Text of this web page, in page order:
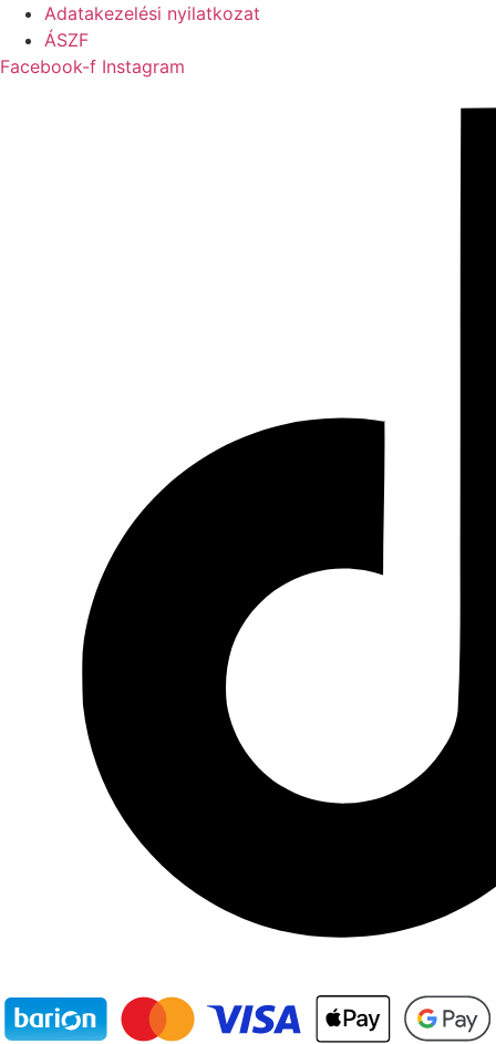
Adatakezelési nyilatkozat
ÁSZF
Facebook-f Instagram